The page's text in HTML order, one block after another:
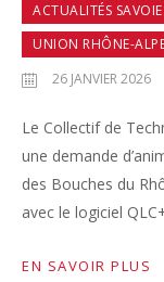
ACTUALITÉS
UNION RHÔNE-
26 JANVIER 2026
Le Collectif de
une demande
des Bouches du
avec le logiciel
EN SAVOIR PLUS